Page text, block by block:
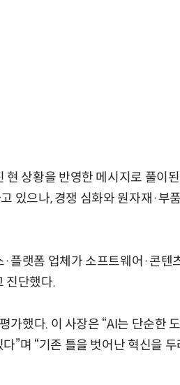
상황을 반영한 메시지로 풀이
있으나, 경쟁 심화와 원자재·부
플랫폼 업체가 소프트웨어·콘텐
진단했다.
했다. 이 사장은 “AI는 단순한
”며 “기존 틀을 벗어난 혁신을